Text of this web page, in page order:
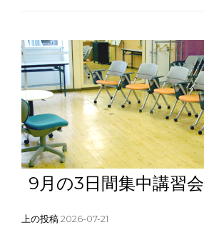
9月の3日間集中講習会
上の投稿2026-07-21